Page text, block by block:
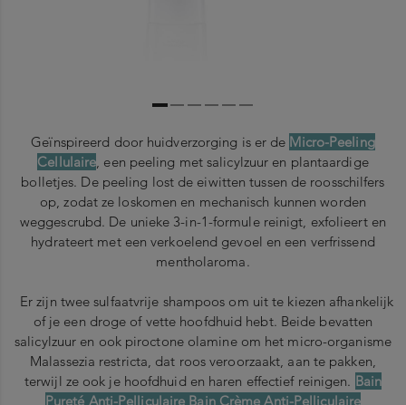
Geïnspireerd door huidverzorging is er de Micro-Peeling
Cellulaire, een peeling met salicylzuur en plantaardige
bolletjes. De peeling lost de eiwitten tussen de roosschilfers
op, zodat ze loskomen en mechanisch kunnen worden
weggescrubd. De unieke 3-in-1-formule reinigt, exfolieert en
hydrateert met een verkoelend gevoel en een verfrissend
mentholaroma.
Er zijn twee sulfaatvrije shampoos om uit te kiezen afhankelijk
of je een droge of vette hoofdhuid hebt. Beide bevatten
salicylzuur en ook piroctone olamine om het micro-organisme
Malassezia restricta, dat roos veroorzaakt, aan te pakken,
terwijl ze ook je hoofdhuid en haren effectief reinigen. Bain
Pureté Anti-Pelliculaire Bain Crème Anti-Pelliculaire